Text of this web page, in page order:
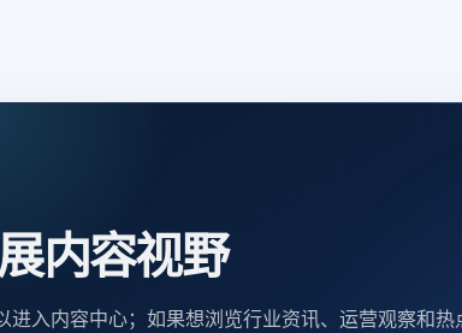
内容视野
入内容中心；如果想浏览行业资讯、运营观察和热